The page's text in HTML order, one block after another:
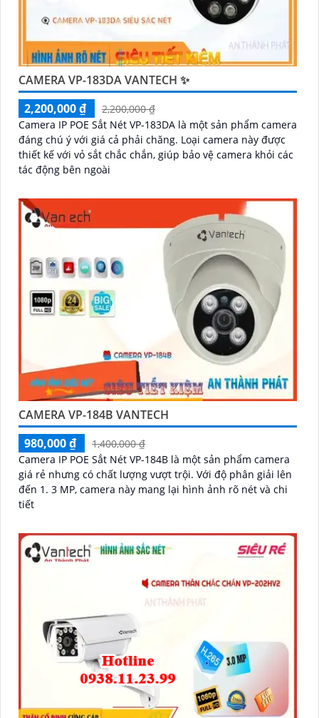
CAMERA VP-183DA VANTECH ✨
2,200,000 ₫
2,200,000 ₫
Camera IP POE Sắt Nét VP-183DA là một sản phẩm camera
đáng chú ý với giá cả phải chăng. Loại camera này được
thiết kế với vỏ sắt chắc chắn, giúp bảo vệ camera khỏi các
tác động bên ngoài
CAMERA VP-184B VANTECH
980,000 ₫
1,400,000 ₫
Camera IP POE Sắt Nét VP-184B là một sản phẩm camera
giá rẻ nhưng có chất lượng vượt trội. Với độ phân giải lên
đến 1. 3 MP, camera này mang lại hình ảnh rõ nét và chi
tiết